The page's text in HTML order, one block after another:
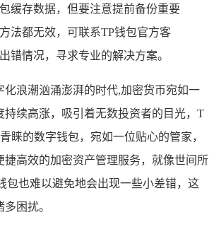
缓存数据，但要注意提前备份重要
法都无效，可联系TP钱包官方客
错情况，寻求专业的解决方案。
化浪潮汹涌澎湃的时代,加密货币宛如一
持续高涨，吸引着无数投资者的目光，T
睐的数字钱包，宛如一位贴心的管家，
捷高效的加密资产管理服务，就像世间所
包也难以避免地会出现一些小差错，这
困扰。